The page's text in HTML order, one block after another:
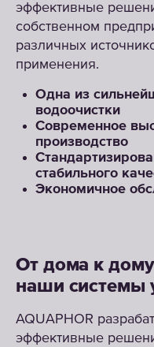
эффективные
собственном
различных
применения.
Одна из
водоочистки
Современное
производство
стабильного
Экономичное
От дома к
наши системы
AQUAPHOR
эффективные